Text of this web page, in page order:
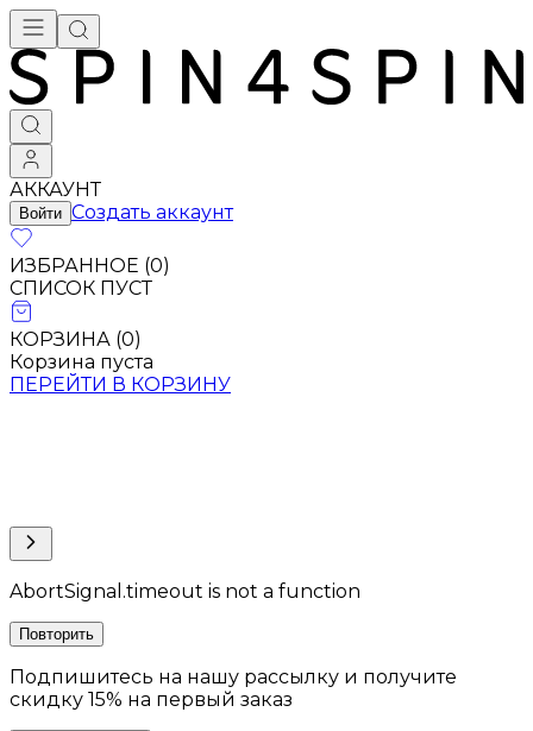
АККАУНТ
Войти Создать аккаунт
ИЗБРАННОЕ (0)
СПИСОК ПУСТ
КОРЗИНА (0)
Корзина пуста
ПЕРЕЙТИ В КОРЗИНУ
AbortSignal.timeout is not a function
Повторить
Подпишитесь на нашу рассылку и получите
скидку 15% на первый заказ